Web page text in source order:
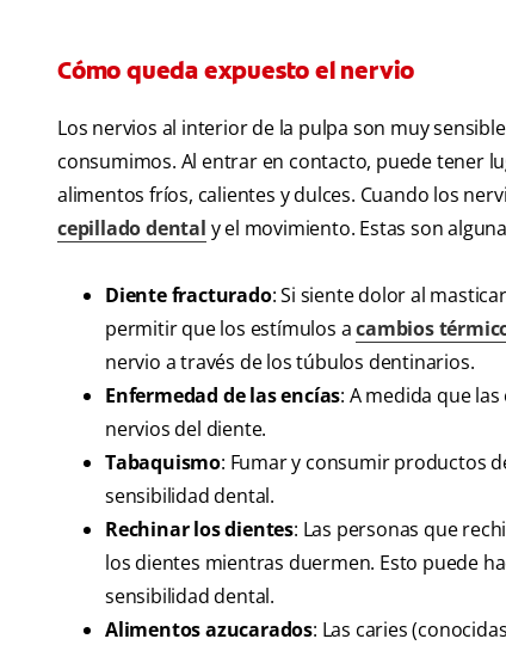
Cómo queda expuesto el nervio
Los nervios al interior de la pulpa son muy
consumimos. Al entrar en contacto, puede tener
alimentos fríos, calientes y dulces. Cuando los
cepillado dental y el movimiento. Estas son
Diente fracturado: Si siente dolor al
permitir que los estímulos acambios
nervio a través de los túbulos dentinarios.
Enfermedad de las encías: A medida que
nervios del diente.
Tabaquismo: Fumar y consumir productos
sensibilidad dental.
Rechinar los dientes: Las personas que
los dientes mientras duermen. Esto puede
sensibilidad dental.
Alimentos azucarados: Las caries